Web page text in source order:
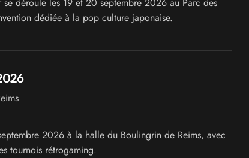
se déroule les 19 et 20 septembre 2026 au Parc des
dédiée à la pop culture japonaise.
2026 à la halle du Boulingrin de Reims, avec
tournois rétrogaming.